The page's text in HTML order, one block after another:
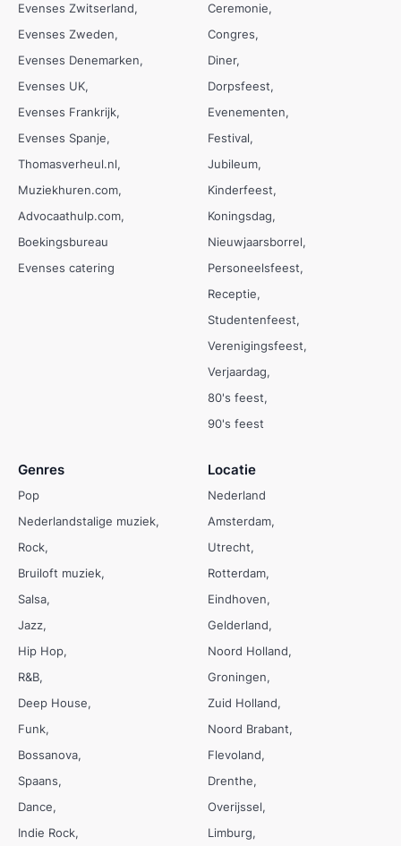
Evenses Zwitserland
Evenses Zweden
Evenses Denemarken
Evenses UK
Evenses Frankrijk
Evenses Spanje
Thomasverheul.nl
Muziekhuren.com
Advocaathulp.com
Boekingsbureau
Evenses catering
Ceremonie
Congres
Diner
Dorpsfeest
Evenementen
Festival
Jubileum
Kinderfeest
Koningsdag
Nieuwjaarsborrel
Personeelsfeest
Receptie
Studentenfeest
Verenigingsfeest
Verjaardag
80's feest
90's feest
Genres
Pop
Nederlandstalige muziek
Rock
Bruiloft muziek
Salsa
Jazz
Hip Hop
R&B
Deep House
Funk
Bossanova
Spaans
Dance
Indie Rock
Locatie
Nederland
Amsterdam
Utrecht
Rotterdam
Eindhoven
Gelderland
Noord Holland
Groningen
Zuid Holland
Noord Brabant
Flevoland
Drenthe
Overijssel
Limburg